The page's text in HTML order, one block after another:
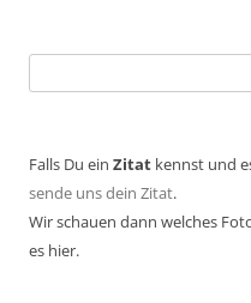
nach:
Falls Du ein Zitat kennst und
sende uns dein Zitat.
Wir schauen dann welches
es hier.